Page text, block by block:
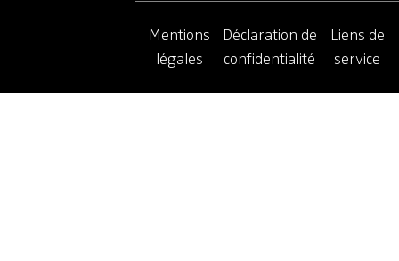
Mentions
légales
Déclaration de
confidentialité
Liens de
service